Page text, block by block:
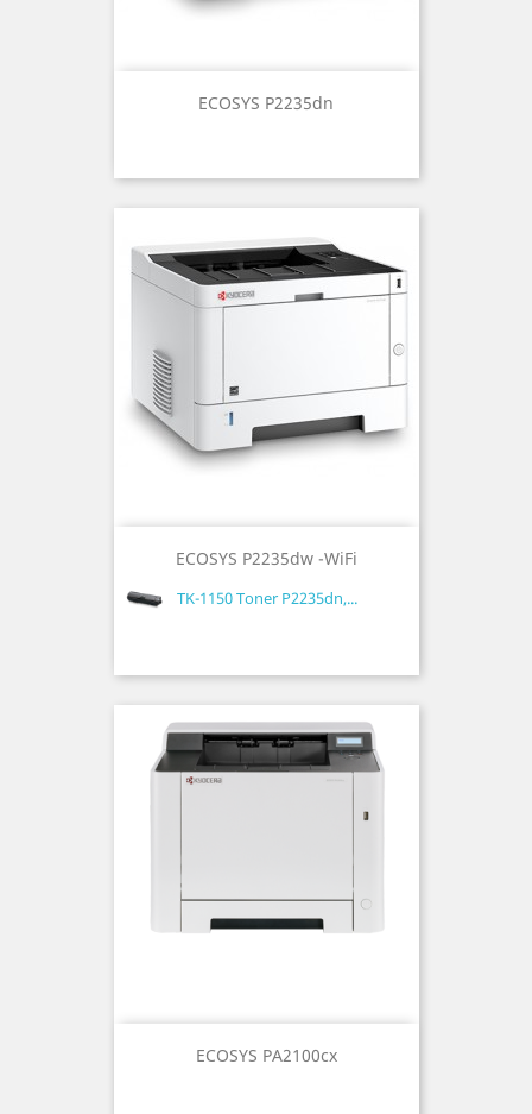
ECOSYS P2235dn
ECOSYS P2235dw -WiFi
TK-1150 Toner P2235dn,...
ECOSYS PA2100cx